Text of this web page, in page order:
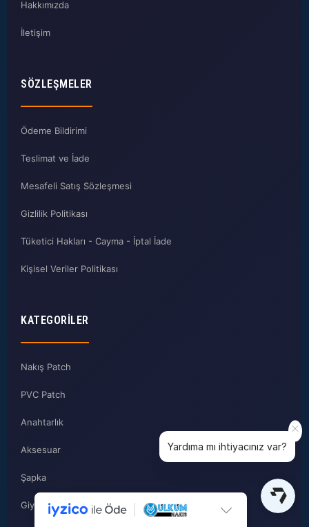
Hakkımızda
İletişim
SÖZLEŞMELER
Ödeme Bildirimi
Teslimat ve İade
Mesafeli Satış Sözleşmesi
Gizlilik Politikası
Tüketici Hakları - Cayma - İptal İade
Kişisel Veriler Politikası
KATEGORILER
Nakış Patch
PVC Patch
Anahtarlık
Aksesuar
Şapka
Giyim
Yardıma mı ihtiyacınız var?